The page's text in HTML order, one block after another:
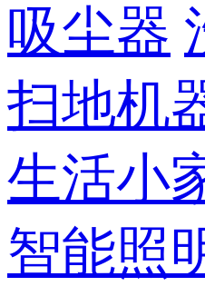
吸尘器
扫地机
生活小
智能照